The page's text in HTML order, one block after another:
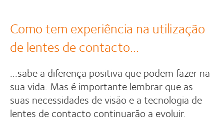
Como tem experiência na utilização
de lentes de contacto...
...sabe a diferença positiva que podem fazer na
sua vida. Mas é importante lembrar que as
suas necessidades de visão e a tecnologia de
lentes de contacto continuarão a evoluir.